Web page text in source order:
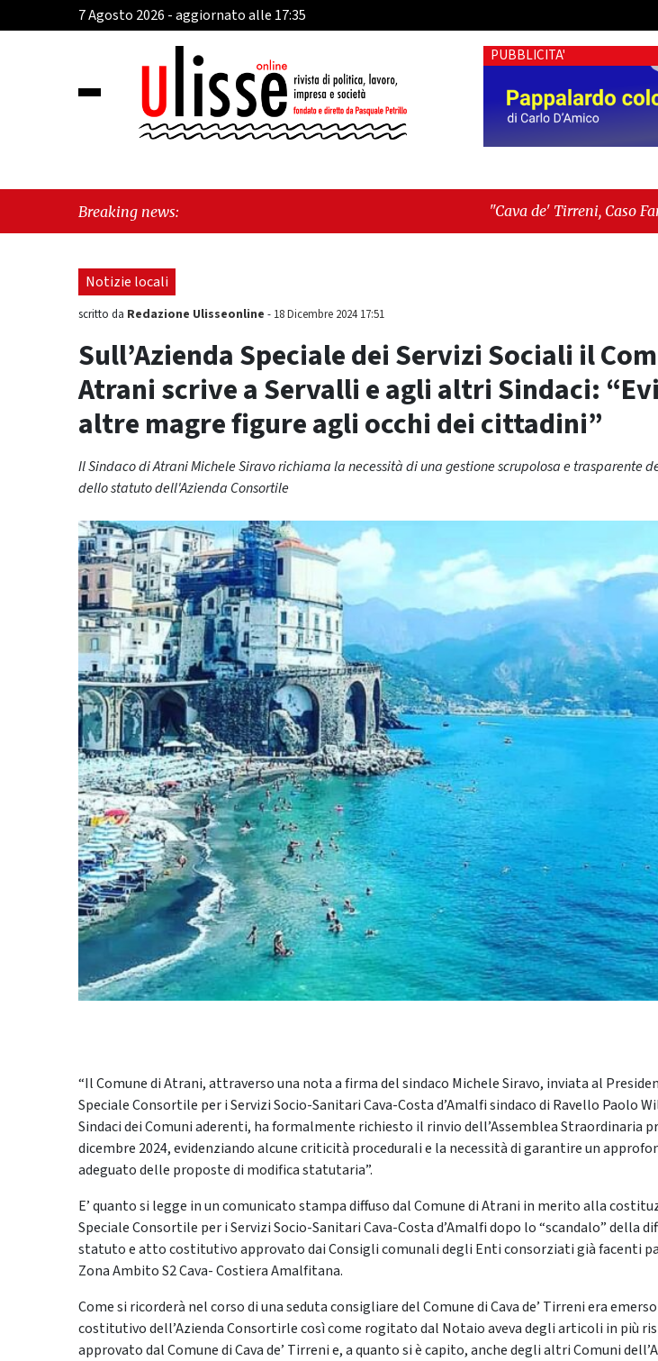
7 Agosto 2026 - aggiornato alle 17:35
PUBBLICITA'
Breaking news: "Cava de' Tirreni, Caso Fariello: ora torniamo
esiste"
Notizie locali
scritto da Redazione Ulisseonline - 18 Dicembre 2024 17:51
Sull’Azienda Speciale dei Servizi Sociali il
Atrani scrive a Servalli e agli altri Sindaci:
altre magre figure agli occhi dei cittadini”
Il Sindaco di Atrani Michele Siravo richiama la necessità di una gestione scrupolosa e trasparente
dello statuto dell'Azienda Consortile
“Il Comune di Atrani, attraverso una nota a firma del sindaco Michele Siravo, inviata al
Speciale Consortile per i Servizi Socio-Sanitari Cava-Costa d’Amalfi sindaco di Ravello Paolo
Sindaci dei Comuni aderenti, ha formalmente richiesto il rinvio dell’Assemblea Straordinaria
dicembre 2024, evidenziando alcune criticità procedurali e la necessità di garantire un
adeguato delle proposte di modifica statutaria”.
E’ quanto si legge in un comunicato stampa diffuso dal Comune di Atrani in merito alla
Speciale Consortile per i Servizi Socio-Sanitari Cava-Costa d’Amalfi dopo lo “scandalo” della
statuto e atto costitutivo approvato dai Consigli comunali degli Enti consorziati già facenti
Zona Ambito S2 Cava- Costiera Amalfitana.
Come si ricorderà nel corso di una seduta consigliare del Comune di Cava de’ Tirreni era
costitutivo dell’Azienda Consortirle così come rogitato dal Notaio aveva degli articoli in più
approvato dal Comune di Cava de’ Tirreni e, a quanto si è capito, anche degli altri Comuni